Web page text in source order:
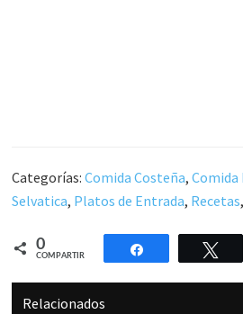
Categorías:Comida Costeña,
Selvatica, Platos de Entrada, Recetas,
0
COMPARTIR
Compartir
Relacionados